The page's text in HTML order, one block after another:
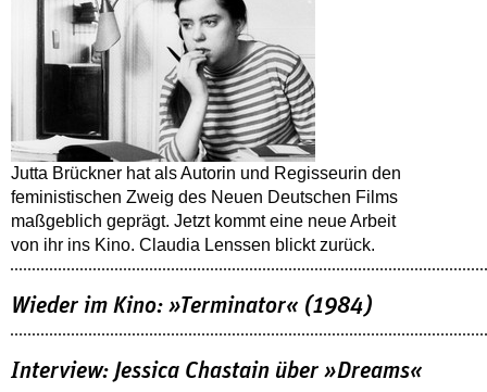
Jutta Brückner hat als Autorin und Regisseurin den
feministischen Zweig des Neuen Deutschen Films
maßgeblich geprägt. Jetzt kommt eine neue Arbeit
von ihr ins Kino. Claudia Lenssen blickt zurück.
Wieder im Kino: »Terminator« (1984)
Interview: Jessica Chastain über »Dreams«